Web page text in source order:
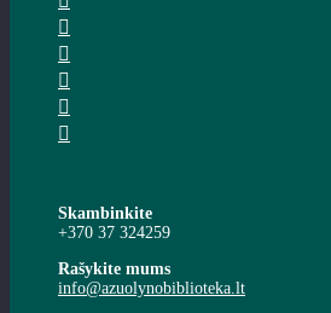
Skambinkite
+370 37 324259
Rašykite mums
info@azuolynobiblioteka.lt